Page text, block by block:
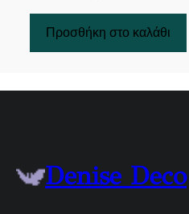
Προσθήκη στο καλάθι
Denise Deco